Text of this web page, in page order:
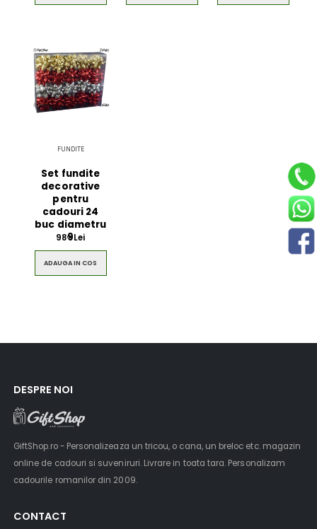
FUNDITE
Set fundite
decorative
pentru
cadouri 24
buc diametru
9
9800Lei
ADAUGA IN COS
Ultimate 3D
$49.00
$49.00
Circled Ultimate
3D Speaker
Blue
$49.00
Men
Belt
DESPRE NOI
GiftShop.ro - Personalizeaza un tricou, o cana, un breloc etc. magazin
online de cadouri si suveniruri. Livrare in toata tara. Personalizam
cadourile romanilor din 2009.
CONTACT